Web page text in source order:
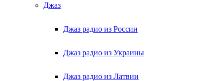
Джаз
Джаз радио из России
Джаз радио из Украины
Джаз радио из Латвии